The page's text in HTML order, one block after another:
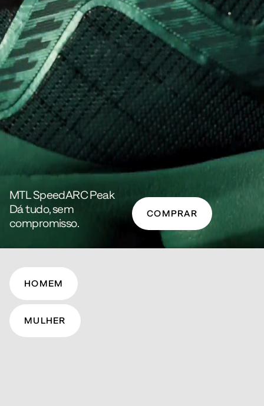
MTL SpeedARC Peak
Dá tudo, sem
compromisso.
COMPRAR
HOMEM
MULHER